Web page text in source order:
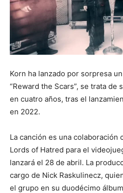
Korn ha lanzado por sorpresa
“Reward the Scars”, se trata de
en cuatro años, tras el
en 2022.
La canción es una colaboración
Lords of Hatred para el
lanzará el 28 de abril. La
cargo de Nick Raskulinecz,
el grupo en su duodécimo